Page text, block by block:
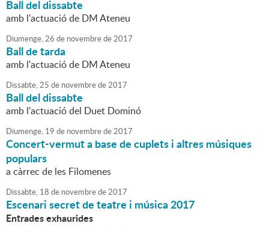
Ball del dissabte
amb l'actuació de DM Ateneu
Diumenge,26 de novembrede2017
Ball de tarda
amb l'actuació de DM Ateneu
Dissabte,25 de novembrede2017
Ball del dissabte
amb l'actuació del Duet Dominó
Diumenge, 19 de novembrede2017
Concert-vermut a base de cuplets i altres músiques
populars
a càrrec de les Filomenes
Dissabte, 18 de novembrede2017
Escenari secret de teatre i música 2017
Entrades exhaurides